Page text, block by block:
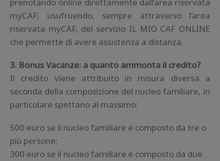
myCAF; usufruendo, sempre attraverso l’area
riservata myCAF, del servizio IL MIO CAF ONLINE
che permette di avere assistenza a distanza.
3. Bonus Vacanze: a quanto ammonta il credito?
Il credito viene attribuito in misura diversa a
seconda della composizione del nucleo familiare, in
particolare spettano al massimo:
500 euro se il nucleo familiare è composto da tre o
più persone;
300 euro se il nucleo familiare è composto da due